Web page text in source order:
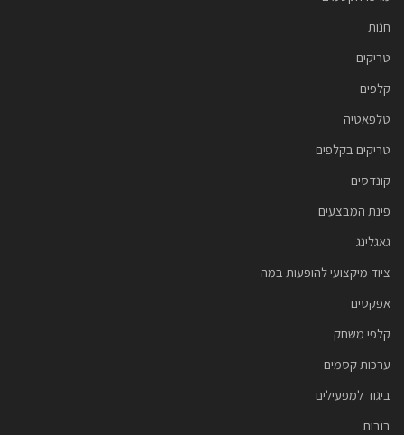
חנות
טריקים
קלפים
טלפאטיה
טריקים בקלפים
קונדסים
פינת המבצעים
גאגלינג
ציוד מיקצועי להופעות במה
אפקטים
קלפי משחק
ערכות קסמים
ביגוד למפעילים
בובות